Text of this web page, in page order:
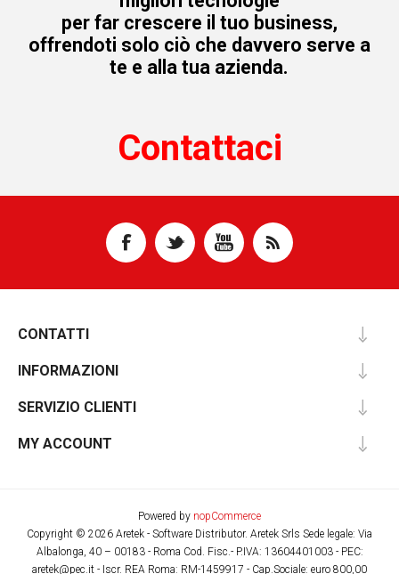
per far crescere il tuo business,
offrendoti solo ciò che davvero serve a
te e alla tua azienda.
Contattaci
CONTATTI
INFORMAZIONI
SERVIZIO CLIENTI
MY ACCOUNT
Powered by nopCommerce
Copyright © 2026 Aretek - Software Distributor. Aretek Srls Sede legale: Via
Albalonga, 40 – 00183 - Roma Cod. Fisc.- P.IVA: 13604401003 - PEC:
aretek@pec.it - Iscr. REA Roma: RM-1459917 - Cap.Sociale: euro 800,00